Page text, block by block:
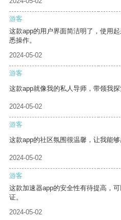
游客
这款app的用户界面简洁明了，使用
悉操作。
2024-05-02
游客
这款app就像我的私人导师，带领我探
2024-05-02
游客
这款app的社区氛围很温馨，让我能够
2024-05-02
游客
这款加速器app的安全性有待提高，
证。
2024-05-02